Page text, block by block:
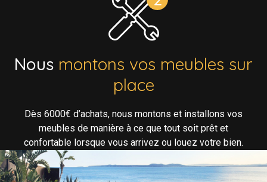
Nous montons vos meubles sur
place
Dès 6000€ d’achats, nous montons et installons vos
meubles de manière à ce que tout soit prêt et
confortable lorsque vous arrivez ou louez votre bien.